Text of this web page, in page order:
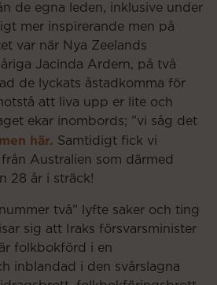
de egna leden, inklusive under
mer inspirerande men på
var när Nya Zeelands
Jacinda Ardern, på två
de lyckats åstadkomma för
att liva upp er lite och
ekar inombords; ”vi såg det
här. Samtidigt fick vi
Australien som därmed
28 år i sträck!
två” lyfte saker och ting
sig att Iraks försvarsminister
folkbokförd i en
inblandad i den svårslagna